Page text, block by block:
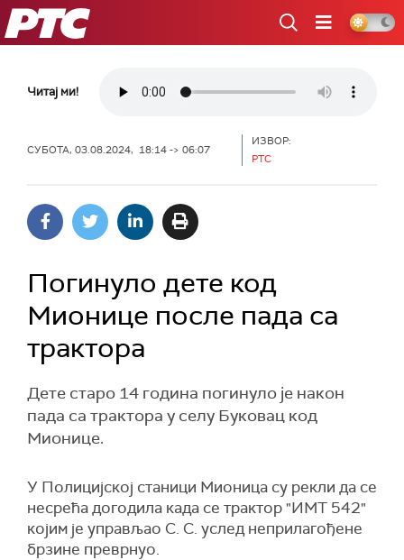
РТС
Читај ми!
СУБОТА, 03.08.2024, 18:14 -> 06:07
ИЗВОР:
РТС
Погинуло дете код
Мионице после пада са
трактора
Дете старо 14 година погинуло је након
пада са трактора у селу Буковац код
Мионице.
У Полицијској станици Мионица су рекли да се
несрећа догодила када се трактор "ИМТ 542"
којим је управљао С. С. услед неприлагођене
брзине преврнуо.